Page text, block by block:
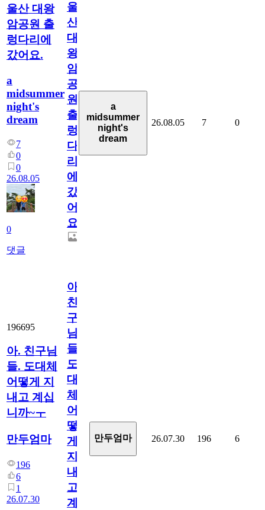
울산 대왕
암공원 출
렁다리에
갔어요.
a
midsummer
night's
dream
7
0
0
26.08.05
0
댓글
울
산
대
왕
암
공
원
출
렁
다
리
에
갔
어
요.
a
midsummer
night's
dream
26.08.05 7 0
196695
아. 친구님
들. 도대체
어떻게 지
내고 계십
니까~ㅜ
만두엄마
196
6
1
26.07.30
아.
친
구
님
들.
도
대
체
어
떻
게
지
내
고
계
만두엄마 26.07.30 196 6